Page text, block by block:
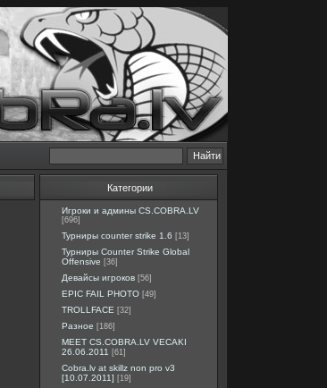
Категории
Игроки и админы CS.COBRA.LV
[696]
Турниры counter strike 1.6 [13]
Турниры Counter Strike Global
Offensive [36]
Девайсы игроков [56]
EPIC FAIL PHOTO [49]
TROLLFACE [32]
Разное [186]
MEET CS.COBRA.LV VECAKI
26.06.2011 [61]
Cobra.lv at skillz non pro v3
[10.07.2011] [19]